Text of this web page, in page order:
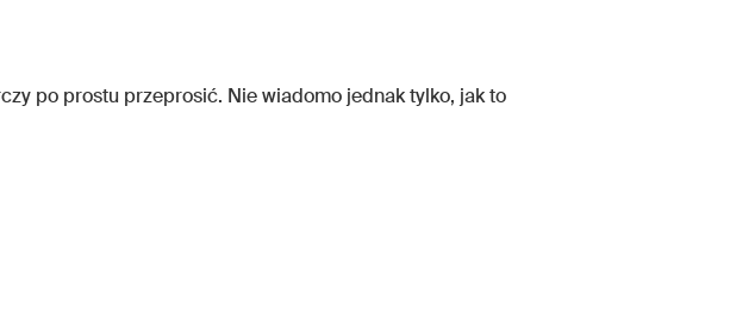
po prostu przeprosić. Nie wiadomo jednak tylko, jak to